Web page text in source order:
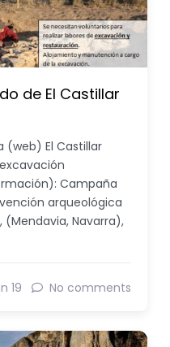
de El Castillar
(web) El Castillar
Campaña
arqueológica
(Mendavia, Navarra),
19 No comments